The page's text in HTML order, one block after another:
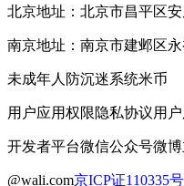
北京地址：北京市昌平区
南京地址：南京市建邺区
未成年人防沉迷系统米币
用户应用权限隐私协议用
开发者平台微信公众号微
@wali.com京ICP证110335号